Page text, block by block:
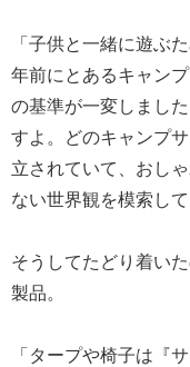
「子供と一緒に遊ぶ
年前にとあるキャン
の基準が一変しまし
すよ。どのキャンプ
立されていて、おし
ない世界観を模索して
そうしてたどり着い
製品。
「タープや椅子は『